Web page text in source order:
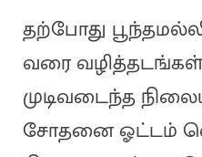
தற்போது
வரை
முடிவடைந்த
சோதனை ஓட்டம்